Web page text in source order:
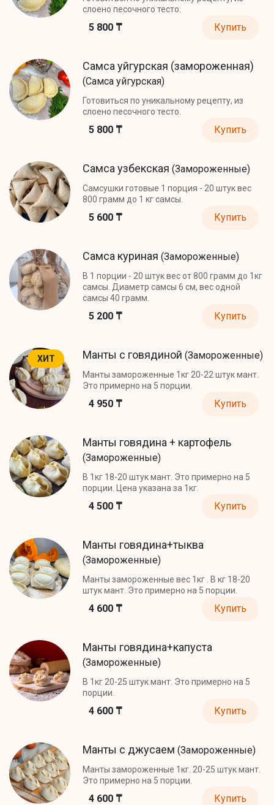
слоено песочного тесто.
5 800 ₸ Купить
Самса уйгурская (замороженная)
(Самса уйгурская)
Готовиться по уникальному рецепту, из
слоено песочного тесто.
5 800 ₸ Купить
Самса узбекская (Замороженные)
Самсушки готовые 1 порция - 20 штук вес
800 грамм до 1 кг самсы.
5 600 ₸ Купить
Самса куриная (Замороженные)
В 1 порции - 20 штук вес от 800 грамм до 1кг
самсы. Диаметр самсы 6 см, вес одной
самсы 40 грамм.
5 200 ₸ Купить
ХИТ Манты с говядиной (Замороженные)
Манты замороженные 1кг 20-22 штук мант.
Это примерно на 5 порции.
4 950 ₸ Купить
Манты говядина + картофель
(Замороженные)
В 1кг 18-20 штук мант. Это примерно на 5
порции. Цена указана за 1кг.
4 500 ₸ Купить
Манты говядина+тыква
(Замороженные)
Манты замороженные вес 1кг . В кг 18-20
штук мант. Это примерно на 5 порции.
4 600 ₸ Купить
Манты говядина+капуста
(Замороженные)
В 1кг 20-25 штук мант. Это примерно на 5
порции.
4 600 ₸ Купить
Манты с джусаем (Замороженные)
Манты замороженные 1кг. 20-25 штук мант.
Это примерно на 5 порции.
4 600 ₸ Купить